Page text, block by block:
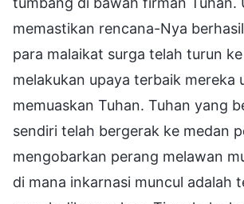
memastikan rencana-Nya
para malaikat surga telah turun
melakukan upaya terbaik mereka
memuaskan Tuhan. Tuhan yang
sendiri telah bergerak ke medan
mengobarkan perang melawan
di mana inkarnasi muncul adalah